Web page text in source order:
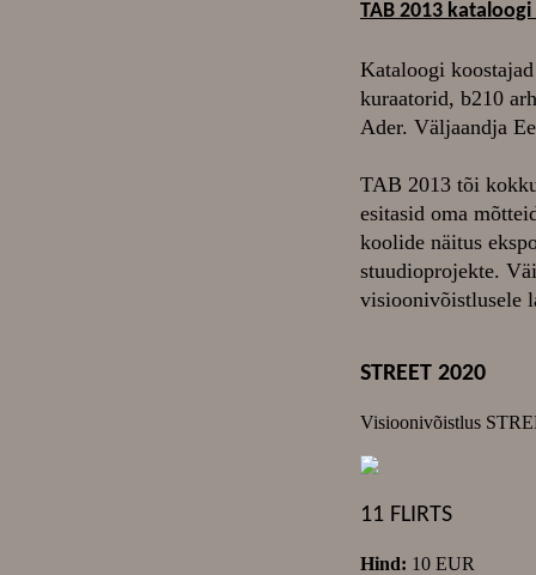
TAB 2013
Kataloogi
kuraatorid, b210
Ader. Väljaandja
TAB 2013 tõi
esitasid oma
koolide näitus
stuudioprojekte.
visioonivõistlusele
STREET 2020
Visioonivõistlus
11 FLIRTS
Hind: 10 EUR